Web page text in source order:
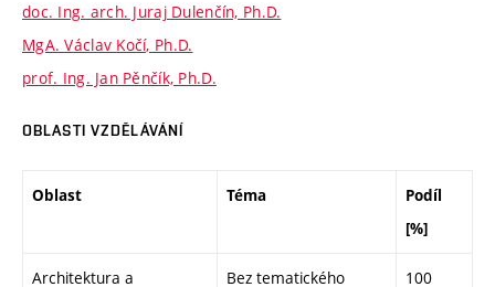
doc. Ing. arch. Juraj Dulenčín, Ph.D.
MgA. Václav Kočí, Ph.D.
prof. Ing. Jan Pěnčík, Ph.D.
OBLASTI VZDĚLÁVÁNÍ
Oblast Téma
Podíl
[%]
Architektura a
Bez tematického
100